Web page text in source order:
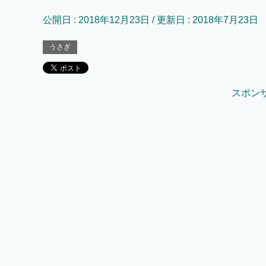
公開日 : 2018年12月23日 / 更新日 : 2018年7月23日
うさぎ
スポン